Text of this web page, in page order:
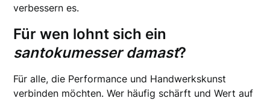
verbessern es.
Für wen lohnt sich ein
santokumesser damast?
Für alle, die Performance und Handwerkskunst
verbinden möchten. Wer häufig schärft und Wert auf